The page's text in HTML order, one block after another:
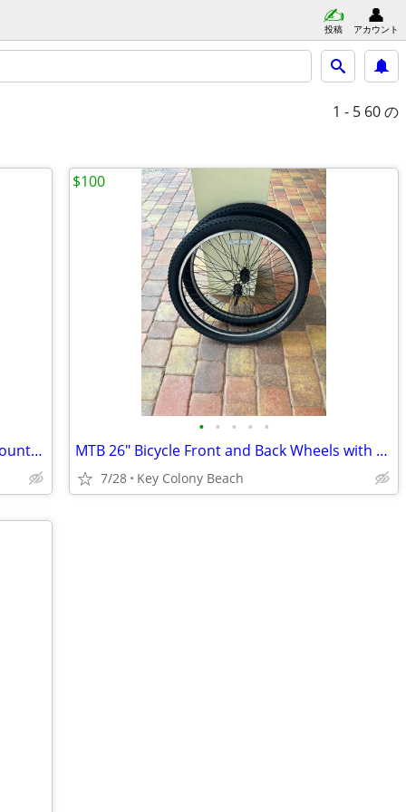
投稿 アカウント
1 - 5 60 の
Stromberg Carlson LA-102 RV Ladder Mounted Bike Rack Used
• • • • •
MTB 26" Bicycle Front and Back Wheels with Bontrager Tires
7/28 Key Colony Beach
$100